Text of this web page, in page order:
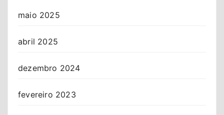
maio 2025
abril 2025
dezembro 2024
fevereiro 2023